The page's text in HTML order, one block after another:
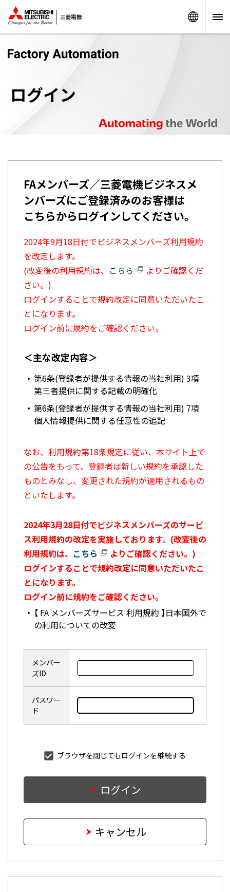
ログイン
FAメンバーズ／三菱電機ビジネスメ
ンバーズにご登録済みのお客様は
こちらからログインしてください。
2024年9月18日付でビジネスメンバーズ利用規約
を改定します。
(改変後の利用規約は、 こちら
よりご確認くだ
さい。)
ログインすることで規約改定に同意いただいたこ
とになります。
ログイン前に規約をご確認ください。
＜主な改定内容＞
第6条(登録者が提供する情報の当社利用) 3項
第三者提供に関する記載の明確化
第6条(登録者が提供する情報の当社利用) 7項
個人情報提供に関する任意性の追記
なお、利用規約第18条規定に従い、本サイト上で
の公告をもって、登録者は新しい規約を承認した
ものとみなし、変更された規約が適用されるもの
といたします。
2024年3月28日付でビジネスメンバーズのサービ
ス利用規約の改定を実施しております。(改変後の
利用規約は、 こちら
よりご確認ください。)
ログインすることで規約改定に同意いただいたこ
とになります。
ログイン前に規約をご確認ください。
【 FA メンバーズサービス 利用規約 】日本国外で
の利用についての改変
メンバー
ズID
パスワー
ド
ブラウザを閉じてもログインを継続する
ログイン
キャンセル